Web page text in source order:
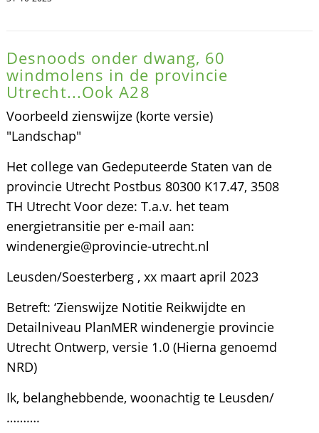
Desnoods onder dwang, 60
windmolens in de provincie
Utrecht...Ook A28
Voorbeeld zienswijze (korte versie)
"Landschap"
Het college van Gedeputeerde Staten van de
provincie Utrecht Postbus 80300 K17.47, 3508
TH Utrecht Voor deze: T.a.v. het team
energietransitie per e-mail aan:
windenergie@provincie-utrecht.nl
Leusden/Soesterberg , xx maart april 2023
Betreft: ‘Zienswijze Notitie Reikwijdte en
Detailniveau PlanMER windenergie provincie
Utrecht Ontwerp, versie 1.0 (Hierna genoemd
NRD)
Ik, belanghebbende, woonachtig te Leusden/
……….